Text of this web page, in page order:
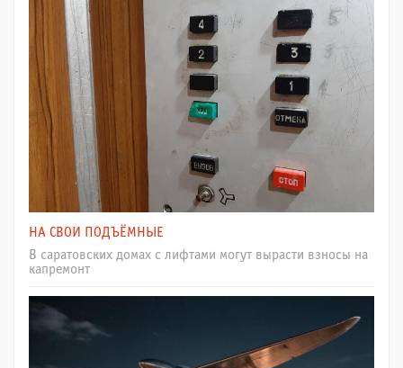
НА СВОИ ПОДЪЁМНЫЕ
В саратовских домах с лифтами могут вырасти взносы на
капремонт